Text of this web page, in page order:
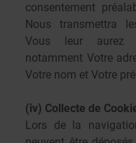
consentement
Nous transmettra
Vous leur aurez
notamment Votre
Votre nom et Votre
(iv) Collecte de
Lors de la